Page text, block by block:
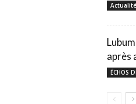
Actualité
après
ÉCHOS